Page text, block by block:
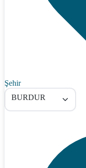
Şehir
BURDUR